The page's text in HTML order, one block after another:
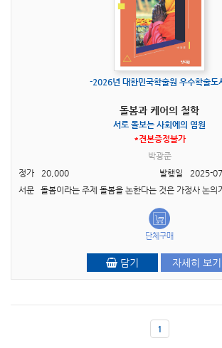
-2026년 대한민국학술원 우수학술도
돌봄과 케어의 철학
서로 돌보는 사회에의 염원
*견본증정불가
박광준
정가
20,000 발행일
2025-
단체구매
담기 자세히 보기
1